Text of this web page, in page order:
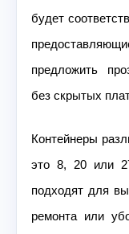
будет
предложить
без скрытых
Контейнеры
это 8, 20 или
подходят для
ремонта или